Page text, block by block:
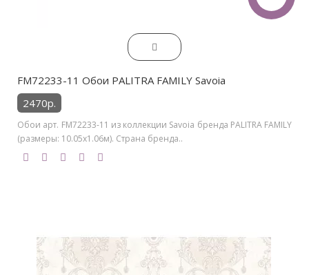
FM72233-11 Обои PALITRA FAMILY Savoia
2470р.
Обои арт. FM72233-11 из коллекции Savoia бренда PALITRA FAMILY
(размеры: 10.05х1.06м). Страна бренда..